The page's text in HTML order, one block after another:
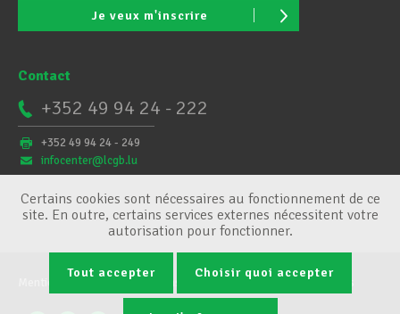
Je veux m'inscrire
Contact
+352 49 94 24 - 222
+352 49 94 24 - 249
infocenter@lcgb.lu
Conditions générales Gestion des cookies
Certains cookies sont nécessaires au fonctionnement de ce
site. En outre, certains services externes nécessitent votre
autorisation pour fonctionner.
Tout accepter Choisir quoi accepter